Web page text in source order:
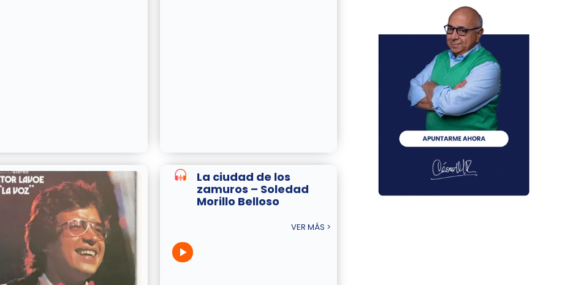
La ciudad de los
zamuros – Soledad
Morillo Belloso
VER MÁS >